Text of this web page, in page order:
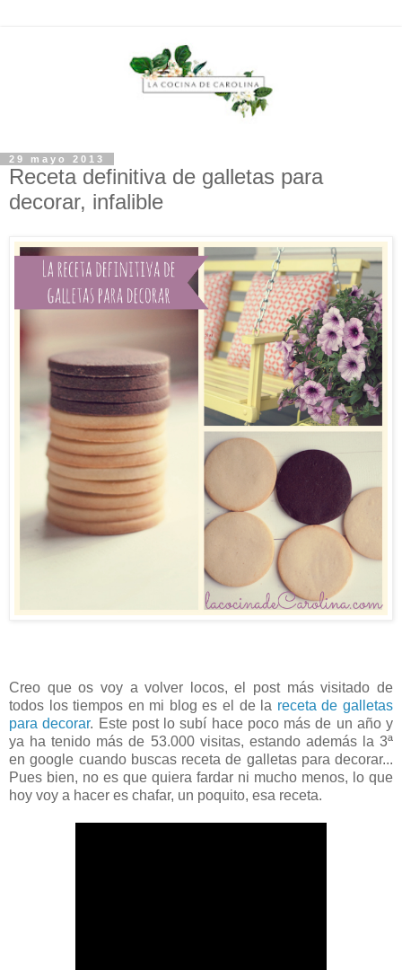
29 mayo 2013
Receta definitiva de galletas para
decorar, infalible
Creo que os voy a volver locos, el post más visitado de
todos los tiempos en mi blog es el de la receta de galletas
para decorar. Este post lo subí hace poco más de un año y
ya ha tenido más de 53.000 visitas, estando además la 3ª
en google cuando buscas receta de galletas para decorar...
Pues bien, no es que quiera fardar ni mucho menos, lo que
hoy voy a hacer es chafar, un poquito, esa receta.